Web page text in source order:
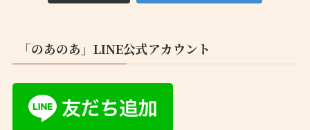
「のあのあ」LINE公式アカウント